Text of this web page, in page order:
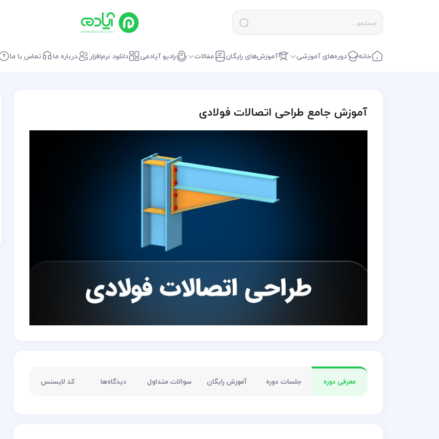
خانه دوره‌های آموزشی آموزش‌های رایگان مقالات رادیو آپادمی دانلود نرم‌افزار درباره ما تماس با ما
آموزش جامع طراحی اتصالات فولادی
معرفی دوره جلسات دوره آموزش رایگان سوالات متداول دیدگاه‌ها کد لایسنس